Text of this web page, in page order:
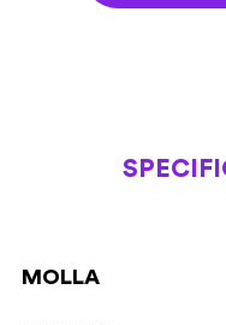
MOLLA